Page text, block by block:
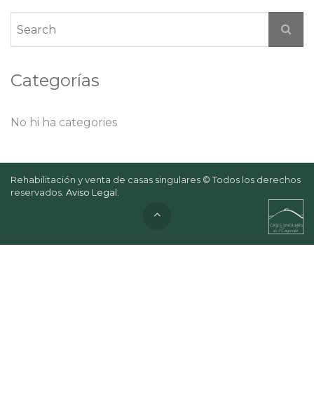
Categorías
No hi ha categories
Rehabilitación y venta de casas singulares © Todos los derechos
reservados. Aviso Legal